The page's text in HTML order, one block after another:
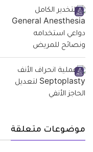
موضوعات متعلقة